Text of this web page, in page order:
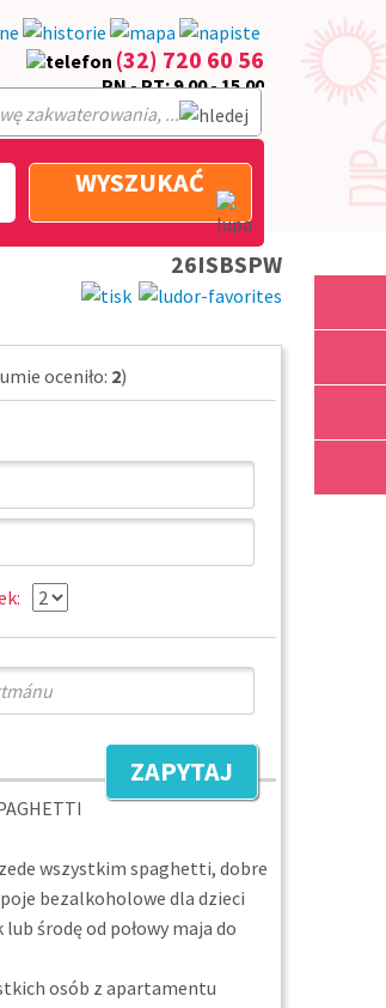
(32) 720 60 56
PN - PT: 9.00 - 15.00
WYSZUKAĆ
26ISBSPW
oceniło: 2)
ZAPYTAJ
wszystkim spaghetti, dobre
bezalkoholowe dla dzieci
środę od połowy maja do
osób z apartamentu